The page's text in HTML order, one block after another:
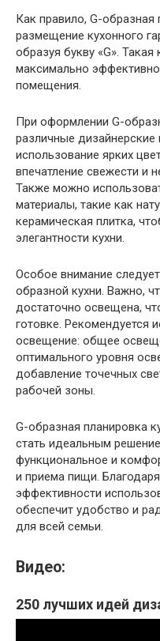
Как правило, G-образная
размещение кухонного
образуя букву «G».
максимально
помещения.
При оформлении G-
различные
использование ярких
впечатление свежести и
Также можно
материалы, такие как
керамическая плитка,
элегантности кухни.
Особое внимание
образной кухни. Важно,
достаточно освещена,
готовке. Рекомендуется
освещение: общее
оптимального уровня
добавление точечных
рабочей зоны.
G-образная планировка
стать идеальным
функциональное и
и приема пищи.
эффективности
обеспечит удобство и
для всей семьи.
Видео:
250 лучших идей